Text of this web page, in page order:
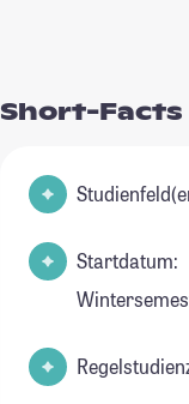
Short-Facts
Startdatum: